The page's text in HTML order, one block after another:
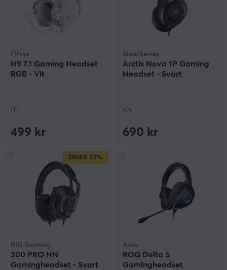
Fifine
H9 7.1 Gaming Headset
RGB - Vit
(11)
499 kr
SteelSeries
Arctis Nova 1P Gaming
Headset - Svart
(0)
690 kr
SPARA 33%
RIG Gaming
300 PRO HN
Gamingheadset - Svart
Asus
ROG Delta S
Gamingheadset